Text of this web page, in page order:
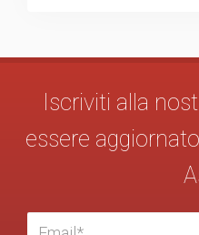
Iscriviti alla
essere